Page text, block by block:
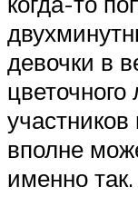
девочки в
цветочного
вполне
именно так.